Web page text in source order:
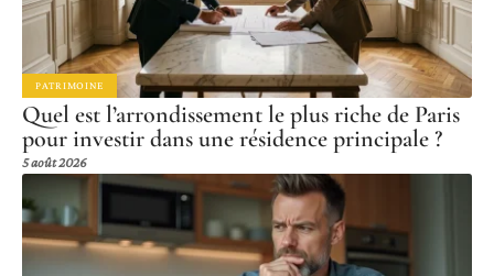
PATRIMOINE
Quel est l’arrondissement le plus riche de Paris
pour investir dans une résidence principale ?
5 août 2026